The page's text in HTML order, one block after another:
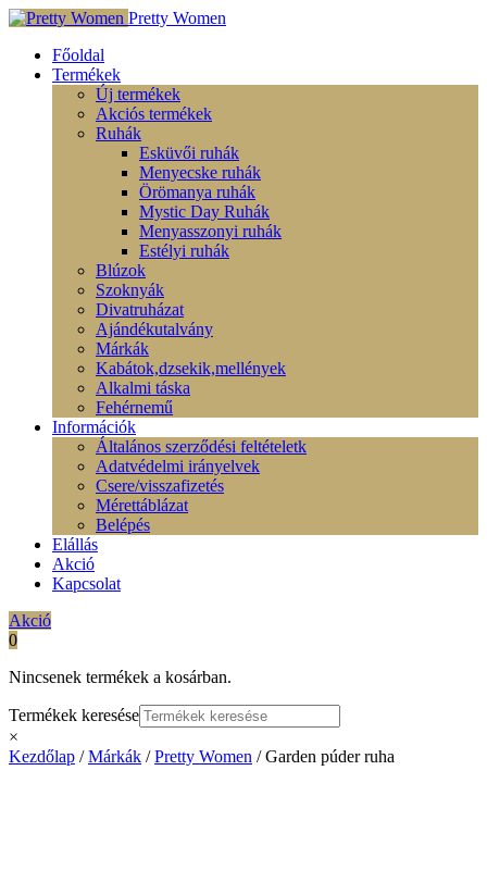
Pretty Women
Főoldal
Termékek
Új termékek
Akciós termékek
Ruhák
Esküvői ruhák
Menyecske ruhák
Örömanya ruhák
Mystic Day Ruhák
Menyasszonyi ruhák
Estélyi ruhák
Blúzok
Szoknyák
Divatruházat
Ajándékutalvány
Márkák
Kabátok,dzsekik,mellények
Alkalmi táska
Fehérnemű
Információk
Általános szerződési feltételetk
Adatvédelmi irányelvek
Csere/visszafizetés
Mérettáblázat
Belépés
Elállás
Akció
Kapcsolat
Akció
0
Nincsenek termékek a kosárban.
Termékek keresése
×
Kezdőlap /Márkák /Pretty Women / Garden púder ruha